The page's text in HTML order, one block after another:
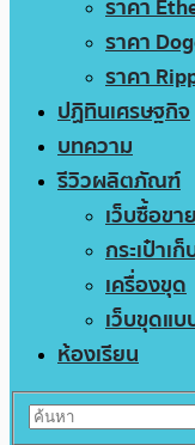
ราคา
ราคา
ราคา
ปฏิทินเศรษฐกิจ
บทความ
รีวิวผลิตภัณฑ์
เว็บซื้อขา
กระเป๋าเ
เครื่องขุด
เว็บขุดแ
ห้องเรียน